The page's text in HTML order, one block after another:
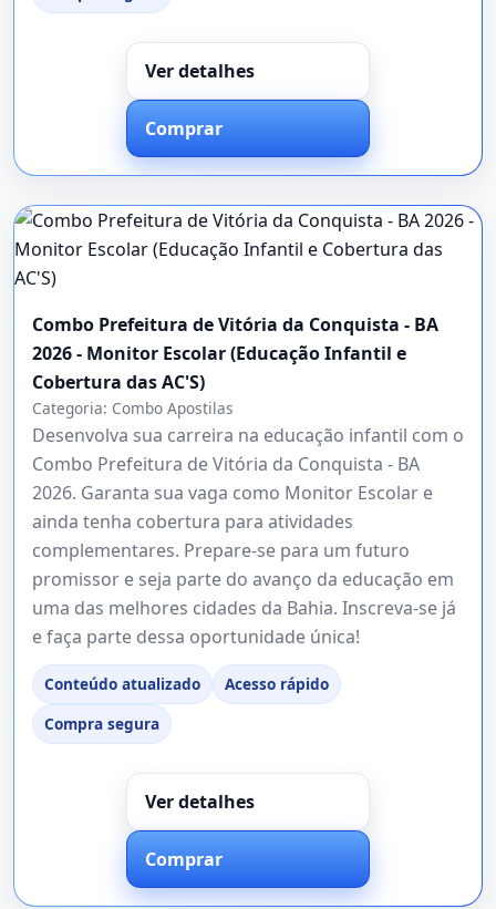
Ver detalhes
Comprar
Combo Prefeitura de Vitória da Conquista - BA
2026 - Monitor Escolar (Educação Infantil e
Cobertura das AC'S)
Categoria: Combo Apostilas
Desenvolva sua carreira na educação infantil com o
Combo Prefeitura de Vitória da Conquista - BA
2026. Garanta sua vaga como Monitor Escolar e
ainda tenha cobertura para atividades
complementares. Prepare-se para um futuro
promissor e seja parte do avanço da educação em
uma das melhores cidades da Bahia. Inscreva-se já
e faça parte dessa oportunidade única!
Conteúdo atualizado
Acesso rápido
Compra segura
Ver detalhes
Comprar